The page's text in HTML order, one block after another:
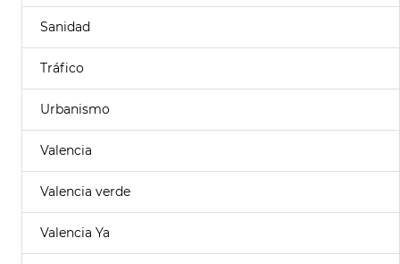
Sanidad
Tráfico
Urbanismo
Valencia
Valencia verde
Valencia Ya